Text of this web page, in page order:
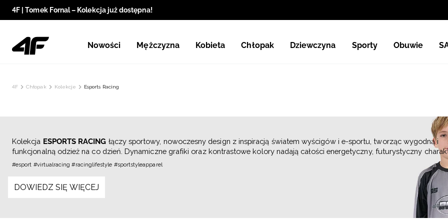
4F | Tomek Fornal – Kolekcja już dostępna!
Nowości Mężczyzna Kobieta Chłopak Dziewczyna Sporty Obuwie
4F Chłopak Kolekcje Esports Racing
Kolekcja ESPORTS RACING łączy sportowy, nowoczesny design z inspiracją światem wyścigów i e-sportu, tworząc wygodną i
funkcjonalną odzież na co dzień. Dynamiczne grafiki oraz kontrastowe kolory nadają całości energetyczny, futurystyczny
#esport #virtualracing #racinglifestyle #sportstyleapparel
DOWIEDZ SIĘ WIĘCEJ